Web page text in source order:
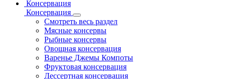
Консервация
Консервация
Смотреть весь раздел
Мясные консервы
Рыбные консервы
Овощная консервация
Варенье Джемы Компоты
Фруктовая консервация
Дессертная консервация